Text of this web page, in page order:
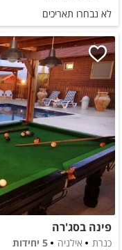
לא נבחרו תאריכים
פינה בסג'רה
כנרת אילניה
5 יחידות